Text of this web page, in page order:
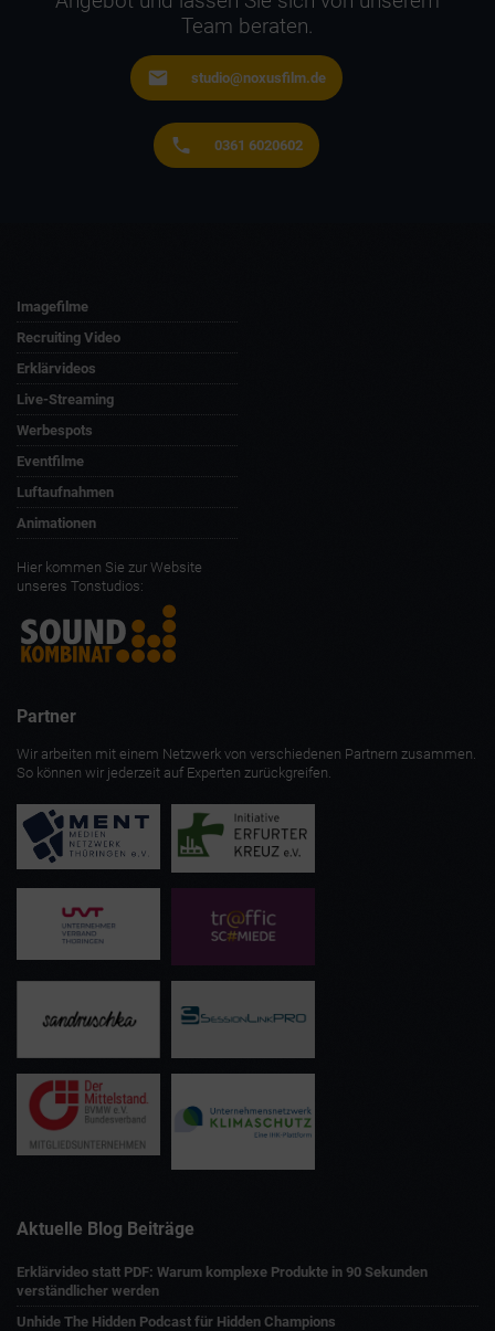
Team beraten.
studio@noxusfilm.de
0361 6020602
Imagefilme
Recruiting Video
Erklärvideos
Live-Streaming
Werbespots
Eventfilme
Luftaufnahmen
unseres Tonstudios:
Partner
So können wir jederzeit auf Experten zurückgreifen.
Aktuelle Blog Beiträge
Erklärvideo statt PDF: Warum komplexe Produkte in 90 Sekunden
verständlicher werden